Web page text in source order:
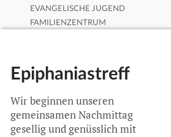
EVANGELISCHE JUGEND
FAMILIENZENTRUM
Epiphaniastreff
Wir beginnen unseren
gemeinsamen Nachmittag
gesellig und genüsslich mit